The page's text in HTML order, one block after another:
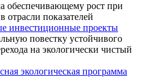
обеспечивающему рост при
показателей
инвестиционные проекты
повестку устойчивого
на экологически чистый
экологическая программа